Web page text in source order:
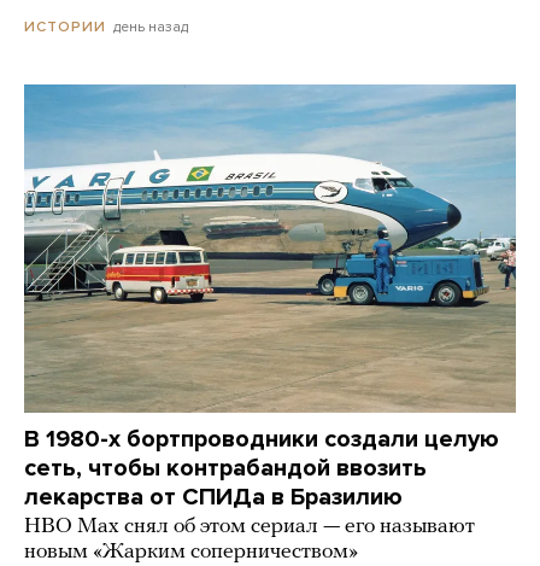
ИСТОРИИ день назад
В 1980-х бортпроводники создали целую
сеть, чтобы контрабандой ввозить
лекарства от СПИДа в Бразилию
HBO Max снял об этом сериал — его называют
новым «Жарким соперничеством»